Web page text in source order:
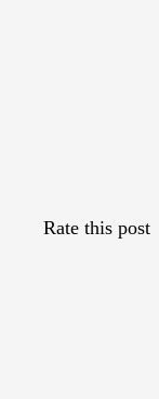
Rate this post